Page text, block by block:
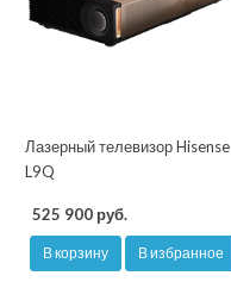
Лазерный телевизор Hisense
L9Q
525 900 руб.
В корзину В избранное